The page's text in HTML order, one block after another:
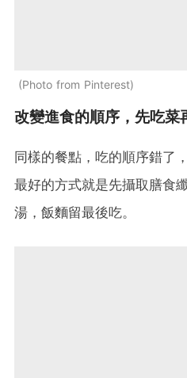
Photo from Pinterest
改變進食的順序，先吃菜
同樣的餐點，吃的順序錯了
最好的方式就是先攝取膳食
湯，飯麵留最後吃。